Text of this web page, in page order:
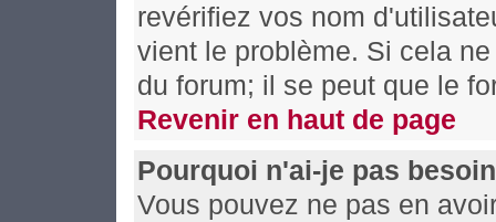
revérifiez vos nom
vient le problème. Si cela
du forum; il se peut que le
Revenir en haut de page
Pourquoi n'ai-je pas
Vous pouvez ne pas en